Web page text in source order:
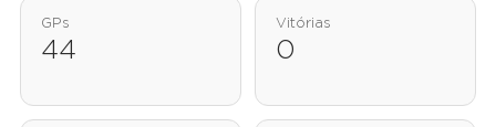
GPs
44
Vitórias
0